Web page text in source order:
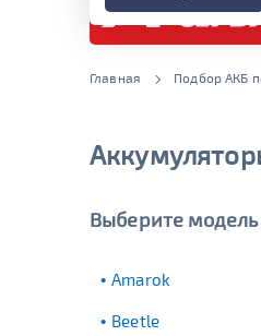
Главная Подбор АКБ
Выберите модель
Amarok
Beetle